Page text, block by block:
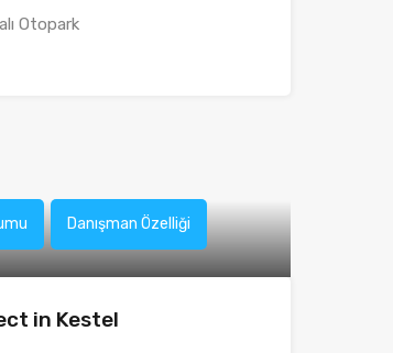
Otopark
Danışman Özelliği
in Kestel